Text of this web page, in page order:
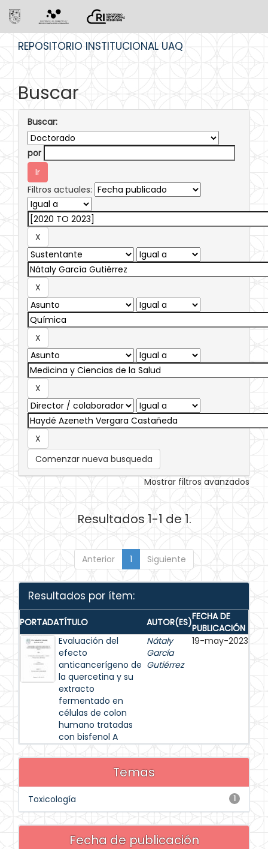
REPOSITORIO INSTITUCIONAL UAQ
Buscar
Buscar:
por
Filtros actuales:
Comenzar nueva busqueda
Mostrar filtros avanzados
Resultados 1-1 de 1.
Anterior 1 Siguiente
Resultados por ítem:
PORTADATÍTULO AUTOR(ES)FECHA DE
PUBLICACIÓN
Evaluación del
efecto
anticancerígeno de
la quercetina y su
extracto
fermentado en
células de colon
humano tratadas
con bisfenol A
Nátaly
García
Gutiérrez
19-may-2023
Temas
1
Toxicología
Fecha de publicación